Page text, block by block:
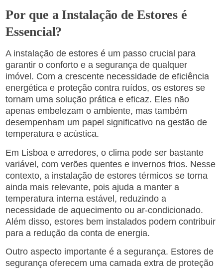
Por que a Instalação de Estores é
Essencial?
A instalação de estores é um passo crucial para
garantir o conforto e a segurança de qualquer
imóvel. Com a crescente necessidade de eficiência
energética e proteção contra ruídos, os estores se
tornam uma solução prática e eficaz. Eles não
apenas embelezam o ambiente, mas também
desempenham um papel significativo na gestão de
temperatura e acústica.
Em Lisboa e arredores, o clima pode ser bastante
variável, com verões quentes e invernos frios. Nesse
contexto, a instalação de estores térmicos se torna
ainda mais relevante, pois ajuda a manter a
temperatura interna estável, reduzindo a
necessidade de aquecimento ou ar-condicionado.
Além disso, estores bem instalados podem contribuir
para a redução da conta de energia.
Outro aspecto importante é a segurança. Estores de
segurança oferecem uma camada extra de proteção